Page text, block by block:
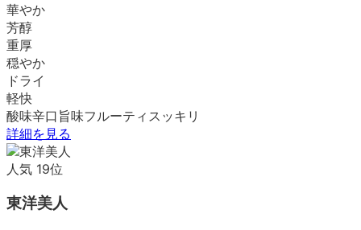
華やか
芳醇
重厚
穏やか
ドライ
軽快
酸味辛口 旨味フルーティ スッキリ
詳細を見る
人気 19位
東洋美人